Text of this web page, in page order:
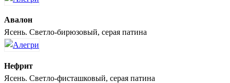
Авалон
Ясень. Светло-бирюзовый, серая патина
Нефрит
Ясень. Светло-фисташковый, серая патина